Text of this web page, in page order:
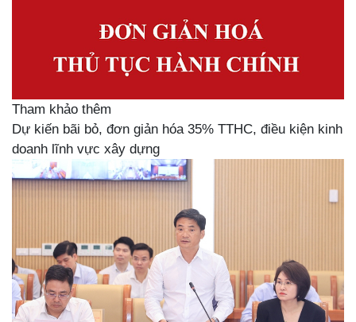
Tham khảo thêm
Dự kiến bãi bỏ, đơn giản hóa 35% TTHC, điều kiện kinh
doanh lĩnh vực xây dựng